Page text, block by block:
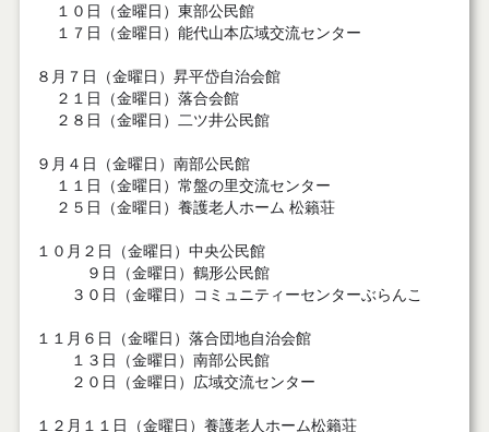
１０日（金曜日）東部公民館
１７日（金曜日）能代山本広域交流センター
８月７日（金曜日）昇平岱自治会館
２１日（金曜日）落合会館
２８日（金曜日）二ツ井公民館
９月４日（金曜日）南部公民館
１１日（金曜日）常盤の里交流センター
２５日（金曜日）養護老人ホーム 松籟荘
１０月２日（金曜日）中央公民館
９日（金曜日）鶴形公民館
３０日（金曜日）コミュニティーセンターぶらんこ
１１月６日（金曜日）落合団地自治会館
１３日（金曜日）南部公民館
２０日（金曜日）広域交流センター
１２月１１日（金曜日）養護老人ホーム松籟荘